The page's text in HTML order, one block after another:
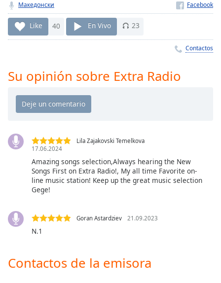
Seek to
live,
currently
behind
liveLIVE
Playback
Rate
Chapters
Chapters
Descriptions
descriptions
selected
settings,
opens
Македонски
Like 40 En Vivo 23
Contactos
Su opinión sobre Extra Radio
Lila Zajakovski Temelkova
17.06.2024
Amazing songs selection,Always hearing the New
Songs First on Extra Radio!, My all time Favorite on-
line music station! Keep up the great music selection
Gege!
Goran Astardziev 21.09.2023
N.1
Contactos de la emisora